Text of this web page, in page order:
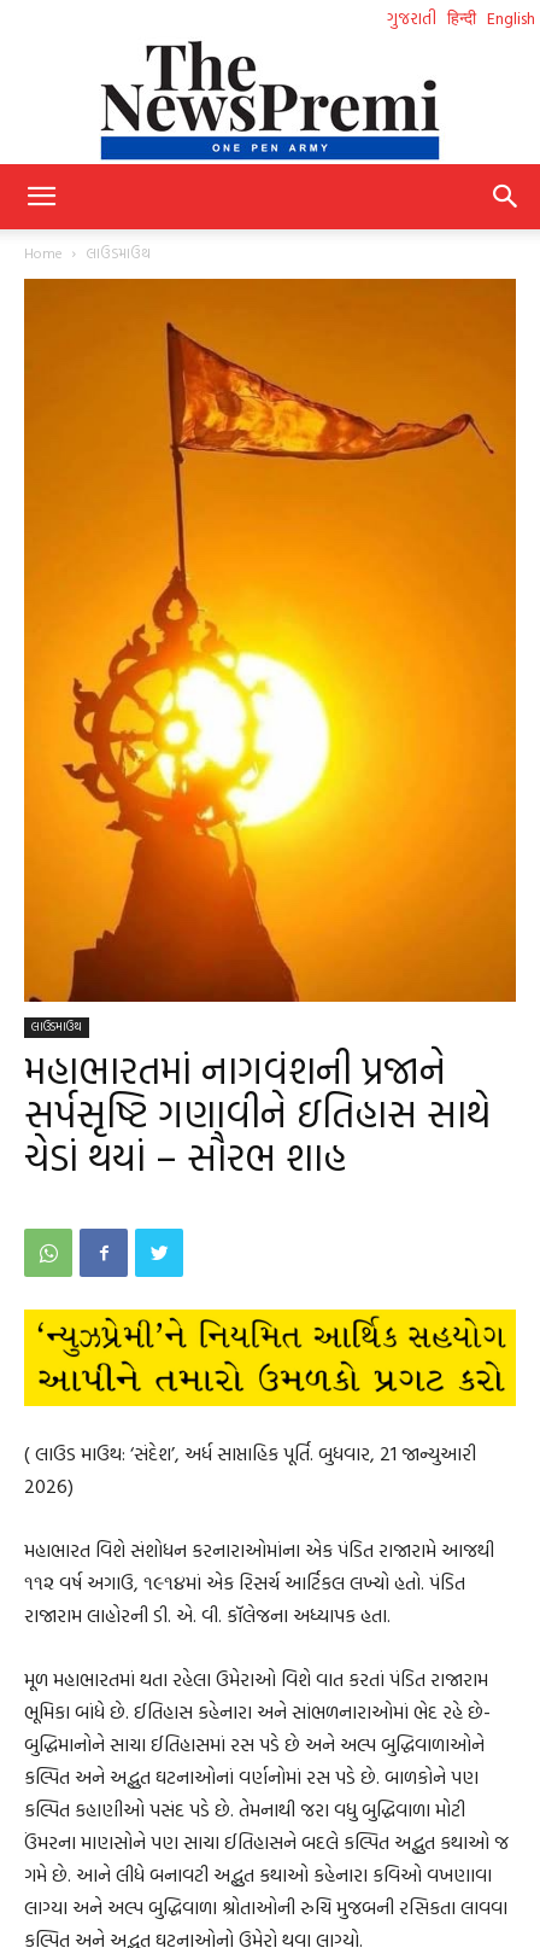
ગુજરાતી हिन्दी English
Home લાઉડમાઉથ
લાઉડમાઉથ
મહાભારતમાં નાગવંશની પ્રજાને
સર્પસૃષ્ટિ ગણાવીને ઇતિહાસ સાથે
ચેડાં થયાં – સૌરભ શાહ
( લાઉડ માઉથ: ‘સંદેશ’, અર્ધ સાપ્તાહિક પૂર્તિ. બુધવાર, 21 જાન્યુઆરી
2026)
મહાભારત વિશે સંશોધન કરનારાઓમાંના એક પંડિત રાજારામે આજથી
૧૧૨ વર્ષ અગાઉ, ૧૯૧૪માં એક રિસર્ચ આર્ટિકલ લખ્યો હતો. પંડિત
રાજારામ લાહોરની ડી. એ. વી. કૉલેજના અધ્યાપક હતા.
મૂળ મહાભારતમાં થતા રહેલા ઉમેરાઓ વિશે વાત કરતાં પંડિત રાજારામ
ભૂમિકા બાંધે છે. ઈતિહાસ કહેનારા અને સાંભળનારાઓમાં ભેદ રહે છે-
બુદ્ધિમાનોને સાચા ઈતિહાસમાં રસ પડે છે અને અલ્પ બુદ્ધિવાળાઓને
કલ્પિત અને અદ્ભુત ઘટનાઓનાં વર્ણનોમાં રસ પડે છે. બાળકોને પણ
કલ્પિત કહાણીઓ પસંદ પડે છે. તેમનાથી જરા વધુ બુદ્ધિવાળા મોટી
ઉંમરના માણસોને પણ સાચા ઈતિહાસને બદલે કલ્પિત અદ્ભુત કથાઓ જ
ગમે છે. આને લીધે બનાવટી અદ્ભુત કથાઓ કહેનારા કવિઓ વખણાવા
લાગ્યા અને અલ્પ બુદ્ધિવાળા શ્રોતાઓની રુચિ મુજબની રસિકતા લાવવા
કલ્પિત અને અદ્ભુત ઘટનાઓનો ઉમેરો થવા લાગ્યો.